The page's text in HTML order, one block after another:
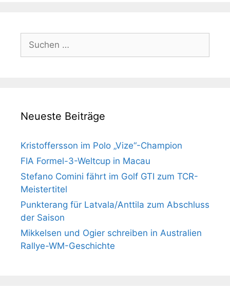
nach:
Neueste Beiträge
Kristoffersson im Polo „Vize“-Champion
FIA Formel-3-Weltcup in Macau
Stefano Comini fährt im Golf GTI zum TCR-
Meistertitel
Punkterang für Latvala/Anttila zum Abschluss
der Saison
Mikkelsen und Ogier schreiben in Australien
Rallye-WM-Geschichte